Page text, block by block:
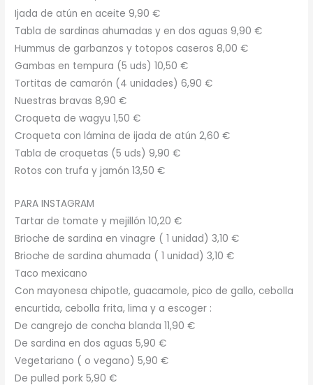
Ijada de atún en aceite 9,90 €
Tabla de sardinas ahumadas y en dos aguas 9,90 €
Hummus de garbanzos y totopos caseros 8,00 €
Gambas en tempura (5 uds) 10,50 €
Tortitas de camarón (4 unidades) 6,90 €
Nuestras bravas 8,90 €
Croqueta de wagyu 1,50 €
Croqueta con lámina de ijada de atún 2,60 €
Tabla de croquetas (5 uds) 9,90 €
Rotos con trufa y jamón 13,50 €
PARA INSTAGRAM
Tartar de tomate y mejillón 10,20 €
Brioche de sardina en vinagre ( 1 unidad) 3,10 €
Brioche de sardina ahumada ( 1 unidad) 3,10 €
Taco mexicano
Con mayonesa chipotle, guacamole, pico de gallo, cebolla
encurtida, cebolla frita, lima y a escoger :
De cangrejo de concha blanda 11,90 €
De sardina en dos aguas 5,90 €
Vegetariano ( o vegano) 5,90 €
De pulled pork 5,90 €